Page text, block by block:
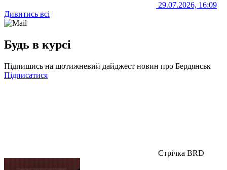
29.07.2026, 16:09
Дивитись всі
Будь в курсі
Підпишись на щотижневий дайджест новин про Бердянськ
Підписатися
Стрічка BRD